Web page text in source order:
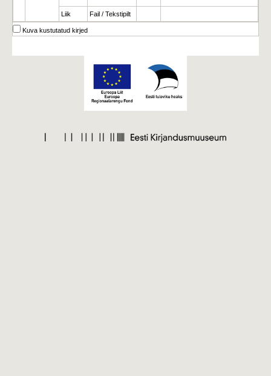
Liik Fail / Tekstipilt
Kuva kustutatud kirjed